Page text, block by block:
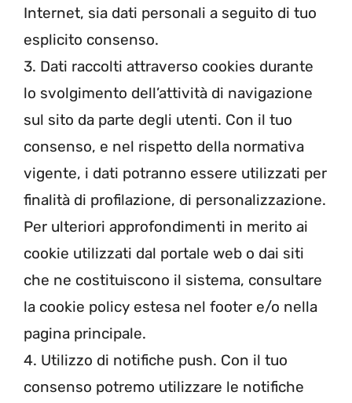
Internet, sia dati personali a seguito di tuo
esplicito consenso.
3. Dati raccolti attraverso cookies durante
lo svolgimento dell’attività di navigazione
sul sito da parte degli utenti. Con il tuo
consenso, e nel rispetto della normativa
vigente, i dati potranno essere utilizzati per
finalità di profilazione, di personalizzazione.
Per ulteriori approfondimenti in merito ai
cookie utilizzati dal portale web o dai siti
che ne costituiscono il sistema, consultare
la cookie policy estesa nel footer e/o nella
pagina principale.
4. Utilizzo di notifiche push. Con il tuo
consenso potremo utilizzare le notifiche